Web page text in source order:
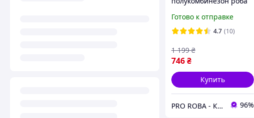
рабочая роба для
рабочих специалистов,
Готово к отправке
4.7 (10)
746₴
1 199 ₴
Купить
PRO ROBA - КАЧЕСТВЕННАЯ РАБОЧАЯ ОДЕЖДА И ОБУВЬ ЗАЛОГ ВАШЕГО КОМФОРТА И БЕЗОПАСНОСТИ НА РАБОЧЕМ МЕСТ 96%